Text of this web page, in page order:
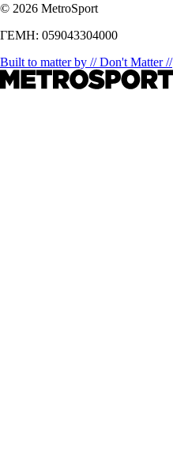
© 2026 MetroSport
ΓΕΜΗ: 059043304000
Built to matter by // Don't Matter //